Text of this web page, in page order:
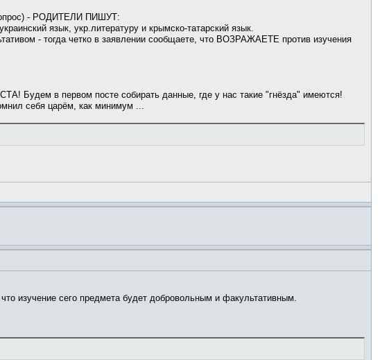
- РОДИТЕЛИ ПИШУТ:
язык, укр.литературу и крымско-татарский язык.
- тогда четко в заявлении сообщаете, что ВОЗРАЖАЕТЕ против изучения
в первом посте собирать данные, где у нас такие "гнёзда" имеются!
себя царём, как минимум ...
изучение сего предмета будет добровольным и факультативным.